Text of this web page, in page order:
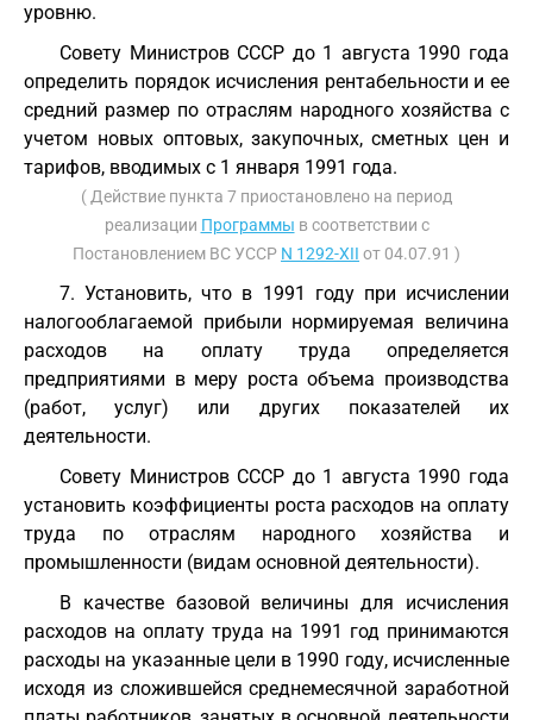
уровню.
Совету Министров СССР до 1 августа 1990 года
определить порядок исчисления рентабельности и ее
средний размер по отраслям народного хозяйства с
учетом новых оптовых, закупочных, сметных цен и
тарифов, вводимых с 1 января 1991 года.
( Действие пункта 7 приостановлено на период
реализации Программы в соответствии с
Постановлением ВС УССР N 1292-XII от 04.07.91 )
7. Установить, что в 1991 году при исчислении
налогооблагаемой прибыли нормируемая величина
расходов на оплату труда определяется
предприятиями в меру роста объема производства
(работ, услуг) или других показателей их
деятельности.
Совету Министров СССР до 1 августа 1990 года
установить коэффициенты роста расходов на оплату
труда по отраслям народного хозяйства и
промышленности (видам основной деятельности).
В качестве базовой величины для исчисления
расходов на оплату труда на 1991 год принимаются
расходы на укаэанные цели в 1990 году, исчисленные
исходя из сложившейся среднемесячной заработной